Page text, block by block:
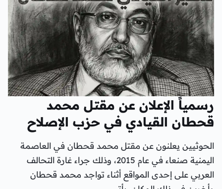
رسمياً الإعلان عن مقتل محمد
قحطان القيادي في حزب الإصلاح
الحوثيين يعلنون عن مقتل محمد قحطان في العاصمة
اليمنية صنعاء في عام 2015، وذلك جراء غارة التحالف
العربي على إحدى المواقع أثناء تواجد محمد قحطان